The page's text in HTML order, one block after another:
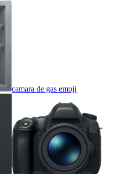
camara de gas emoji